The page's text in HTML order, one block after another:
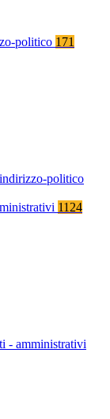
politico 171
politico
1124
- amministrativi